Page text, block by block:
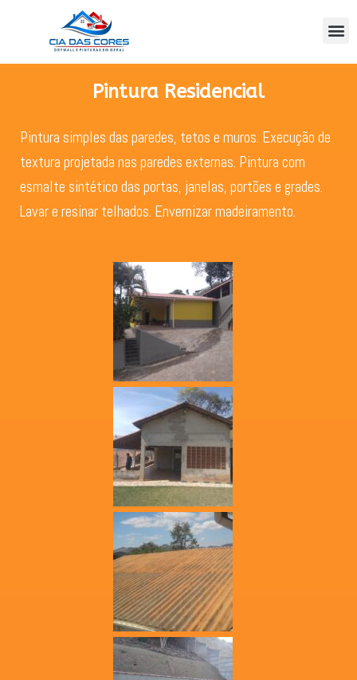
Pintura Residencial
Pintura simples das paredes, tetos e muros. Execução de
textura projetada nas paredes externas. Pintura com
esmalte sintético das portas, janelas, portões e grades.
Lavar e resinar telhados. Envernizar madeiramento.